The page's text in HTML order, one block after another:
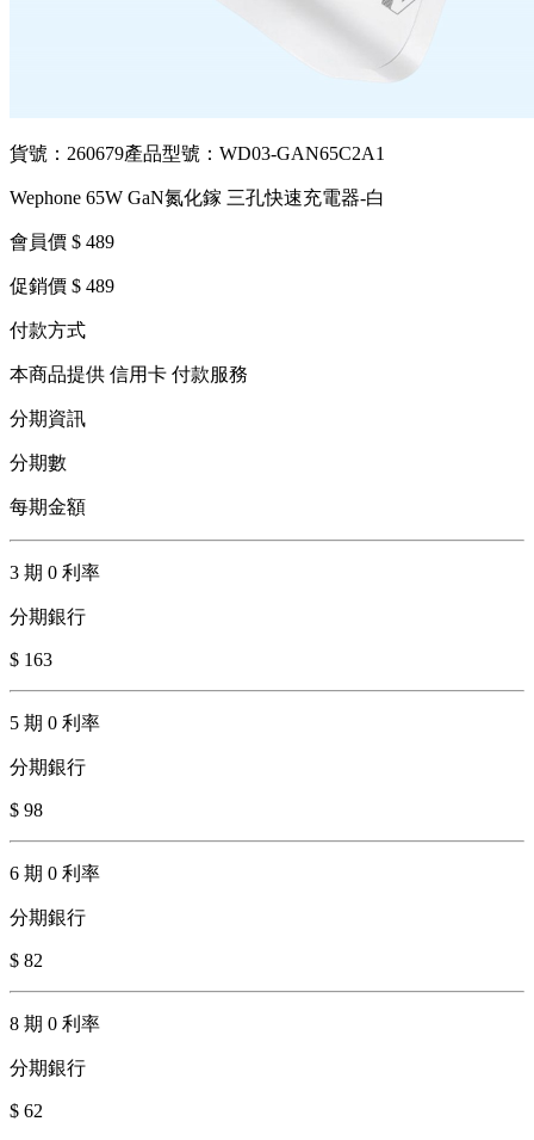
貨號：260679產品型號：WD03-GAN65C2A1
Wephone 65W GaN氮化鎵 三孔快速充電器-白
會員價 $ 489
促銷價 $ 489
付款方式
本商品提供 信用卡 付款服務
分期資訊
分期數
每期金額
3 期 0 利率
分期銀行
$ 163
5 期 0 利率
分期銀行
$ 98
6 期 0 利率
分期銀行
$ 82
8 期 0 利率
分期銀行
$ 62